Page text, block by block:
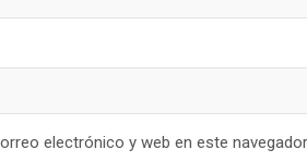
electrónico y web en este